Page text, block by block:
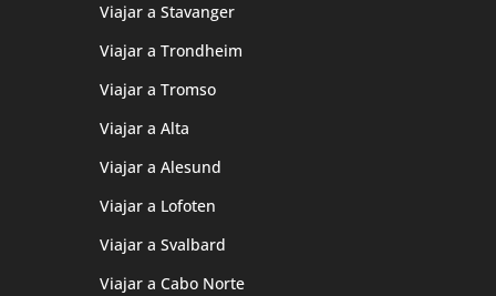
Viajar a Stavanger
Viajar a Trondheim
Viajar a Tromso
Viajar a Alta
Viajar a Alesund
Viajar a Lofoten
Viajar a Svalbard
Viajar a Cabo Norte